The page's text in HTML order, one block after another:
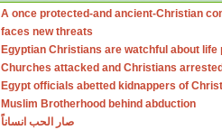
A once protected-and ancient-Christian
faces new threats
Egyptian Christians are watchful about life
Churches attacked and Christians
Egypt officials abetted kidnappers of
Muslim Brotherhood behind abduction
صار الحب انساناً